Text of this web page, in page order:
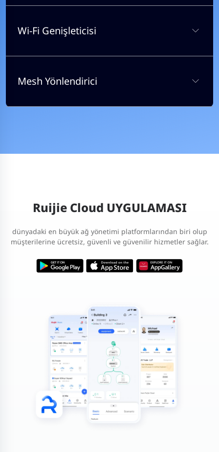
Wi-Fi Genişleticisi
Mesh Yönlendirici
Ruijie Cloud UYGULAMASI
dünyadaki en büyük ağ yönetimi platformlarından biri olup
müşterilerine ücretsiz, güvenli ve güvenilir hizmetler sağlar.